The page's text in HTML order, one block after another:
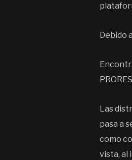
Debido
Las
pasa a
como
vista, al